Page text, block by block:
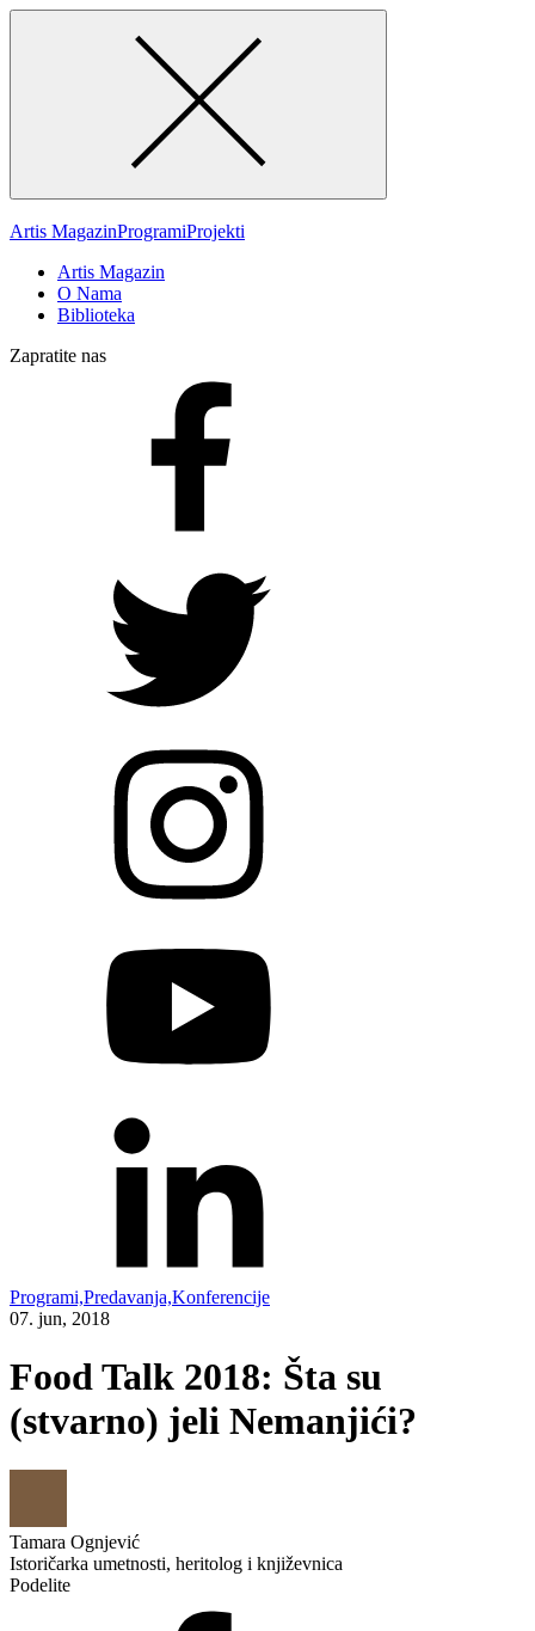
Artis MagazinProgramiProjekti
Artis Magazin
O Nama
Biblioteka
Zapratite nas
Programi,Predavanja,Konferencije
07. jun, 2018
Food Talk 2018: Šta su
(stvarno) jeli Nemanjići?
Tamara Ognjević
Istoričarka umetnosti, heritolog i književnica
Podelite